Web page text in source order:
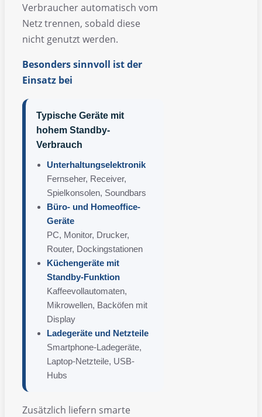
Verbraucher automatisch vom
Netz trennen, sobald diese
nicht genutzt werden.
Besonders sinnvoll ist der
Einsatz bei
Typische Geräte mit
hohem Standby-
Verbrauch
Unterhaltungselektronik
Fernseher, Receiver,
Spielkonsolen, Soundbars
Büro- und Homeoffice-
Geräte
PC, Monitor, Drucker,
Router, Dockingstationen
Küchengeräte mit
Standby-Funktion
Kaffeevollautomaten,
Mikrowellen, Backöfen mit
Display
Ladegeräte und Netzteile
Smartphone-Ladegeräte,
Laptop-Netzteile, USB-
Hubs
Zusätzlich liefern smarte